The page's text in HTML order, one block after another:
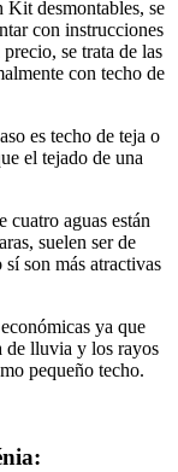
Kit desmontables, se
con instrucciones
se trata de las
con techo de
es techo de teja o
el tejado de una
cuatro aguas están
suelen ser de
son más atractivas
ya que
de lluvia y los rayos
pequeño techo.